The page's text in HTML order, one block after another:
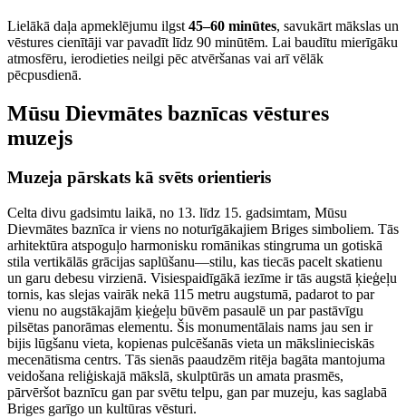
Lielākā daļa apmeklējumu ilgst 45–60 minūtes, savukārt mākslas un
vēstures cienītāji var pavadīt līdz 90 minūtēm. Lai baudītu mierīgāku
atmosfēru, ierodieties neilgi pēc atvēršanas vai arī vēlāk
pēcpusdienā.
Mūsu Dievmātes baznīcas vēstures
muzejs
Muzeja pārskats kā svēts orientieris
Celta divu gadsimtu laikā, no 13. līdz 15. gadsimtam, Mūsu
Dievmātes baznīca ir viens no noturīgākajiem Briges simboliem. Tās
arhitektūra atspoguļo harmonisku romānikas stingruma un gotiskā
stila vertikālās grācijas saplūšanu—stilu, kas tiecās pacelt skatienu
un garu debesu virzienā. Visiespaidīgākā iezīme ir tās augstā ķieģeļu
tornis, kas slejas vairāk nekā 115 metru augstumā, padarot to par
vienu no augstākajām ķieģeļu būvēm pasaulē un par pastāvīgu
pilsētas panorāmas elementu. Šis monumentālais nams jau sen ir
bijis lūgšanu vieta, kopienas pulcēšanās vieta un mākslinieciskās
mecenātisma centrs. Tās sienās paaudzēm ritēja bagāta mantojuma
veidošana reliģiskajā mākslā, skulptūrās un amata prasmēs,
pārvēršot baznīcu gan par svētu telpu, gan par muzeju, kas saglabā
Briges garīgo un kultūras vēsturi.